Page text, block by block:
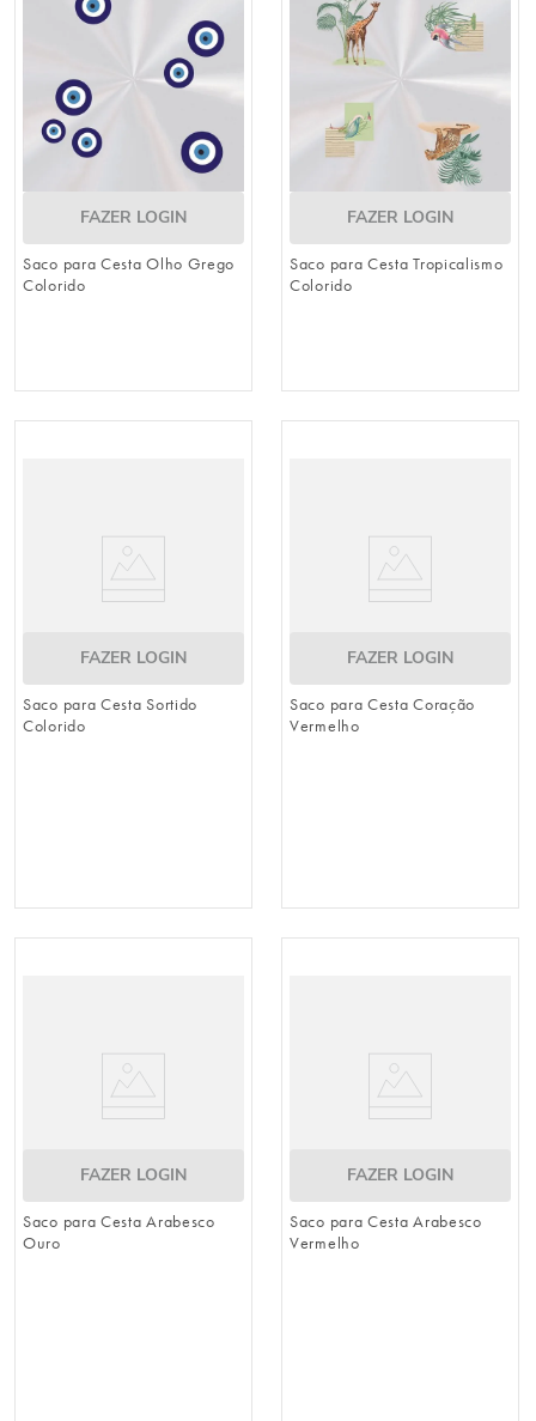
FAZER LOGIN
Saco para Cesta Olho Grego
Colorido
FAZER LOGIN
Saco para Cesta Tropicalismo
Colorido
FAZER LOGIN
Saco para Cesta Sortido
Colorido
FAZER LOGIN
Saco para Cesta Coração
Vermelho
FAZER LOGIN
Saco para Cesta Arabesco
Ouro
FAZER LOGIN
Saco para Cesta Arabesco
Vermelho